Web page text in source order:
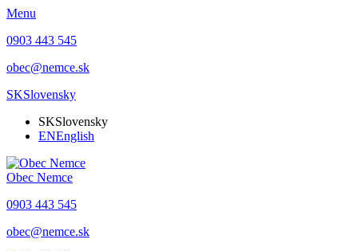
Menu
0903 443 545
obec@nemce.sk
SKSlovensky
SKSlovensky
ENEnglish
Obec Nemce
0903 443 545
obec@nemce.sk